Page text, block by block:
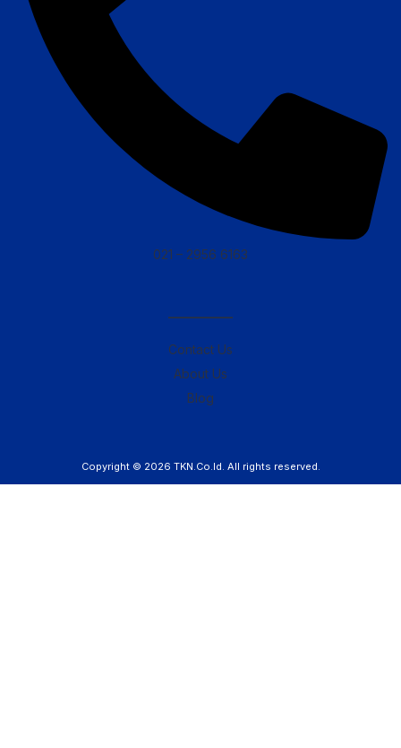
021 – 2956 6163
————–
Contact Us
About Us
Blog
Copyright © 2026 TKN.Co.Id. All rights reserved.